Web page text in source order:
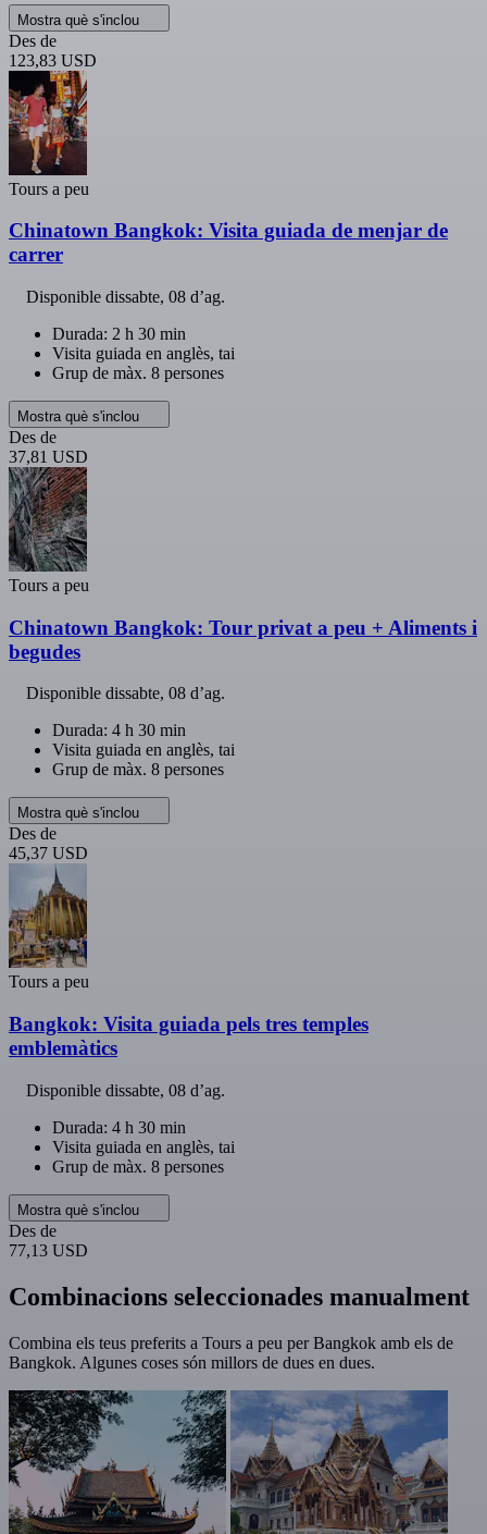
Mostra què s'inclou
Des de
123,83 USD
Tours a peu
Chinatown Bangkok: Visita guiada de menjar de
carrer
Disponible dissabte, 08 d’ag.
Durada: 2 h 30 min
Visita guiada en anglès, tai
Grup de màx. 8 persones
Mostra què s'inclou
Des de
37,81 USD
Tours a peu
Chinatown Bangkok: Tour privat a peu + Aliments i
begudes
Disponible dissabte, 08 d’ag.
Durada: 4 h 30 min
Visita guiada en anglès, tai
Grup de màx. 8 persones
Mostra què s'inclou
Des de
45,37 USD
Tours a peu
Bangkok: Visita guiada pels tres temples
emblemàtics
Disponible dissabte, 08 d’ag.
Durada: 4 h 30 min
Visita guiada en anglès, tai
Grup de màx. 8 persones
Mostra què s'inclou
Des de
77,13 USD
Combinacions seleccionades manualment
Combina els teus preferits a Tours a peu per Bangkok amb els de
Bangkok. Algunes coses són millors de dues en dues.